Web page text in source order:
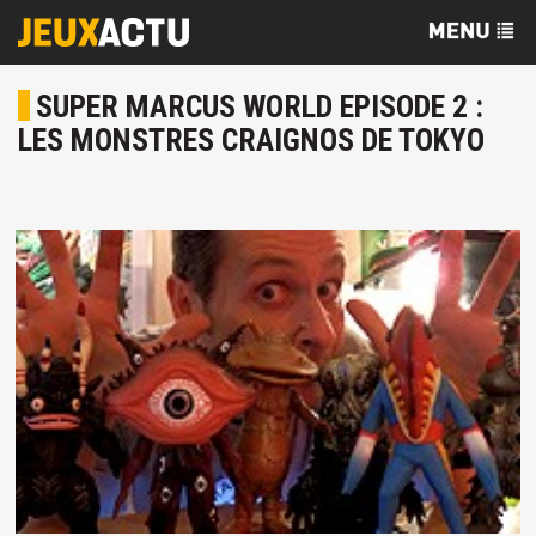
SUPER MARCUS WORLD EPISODE 2 :
LES MONSTRES CRAIGNOS DE TOKYO